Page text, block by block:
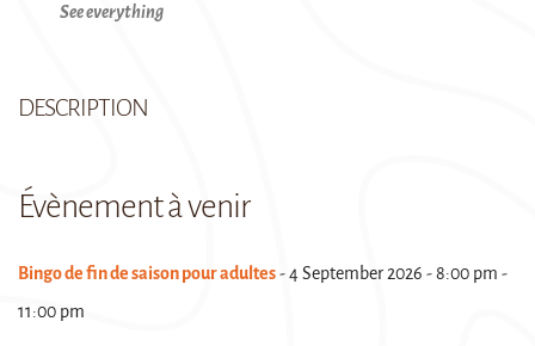
See everything
DESCRIPTION
Évènement à venir
Bingo de fin de saison pour adultes- 4 September 2026 - 8:00 pm -
11:00 pm